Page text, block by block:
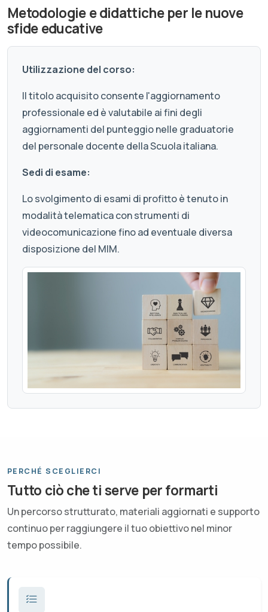
Metodologie e didattiche per le nuove
sfide educative
Utilizzazione del corso:
Il titolo acquisito consente l'aggiornamento
professionale ed è valutabile ai fini degli
aggiornamenti del punteggio nelle graduatorie
del personale docente della Scuola italiana.
Sedi di esame:
Lo svolgimento di esami di profitto è tenuto in
modalità telematica con strumenti di
videocomunicazione fino ad eventuale diversa
disposizione del MIM.
PERCHÉ SCEGLIERCI
Tutto ciò che ti serve per formarti
Un percorso strutturato, materiali aggiornati e supporto
continuo per raggiungere il tuo obiettivo nel minor
tempo possibile.